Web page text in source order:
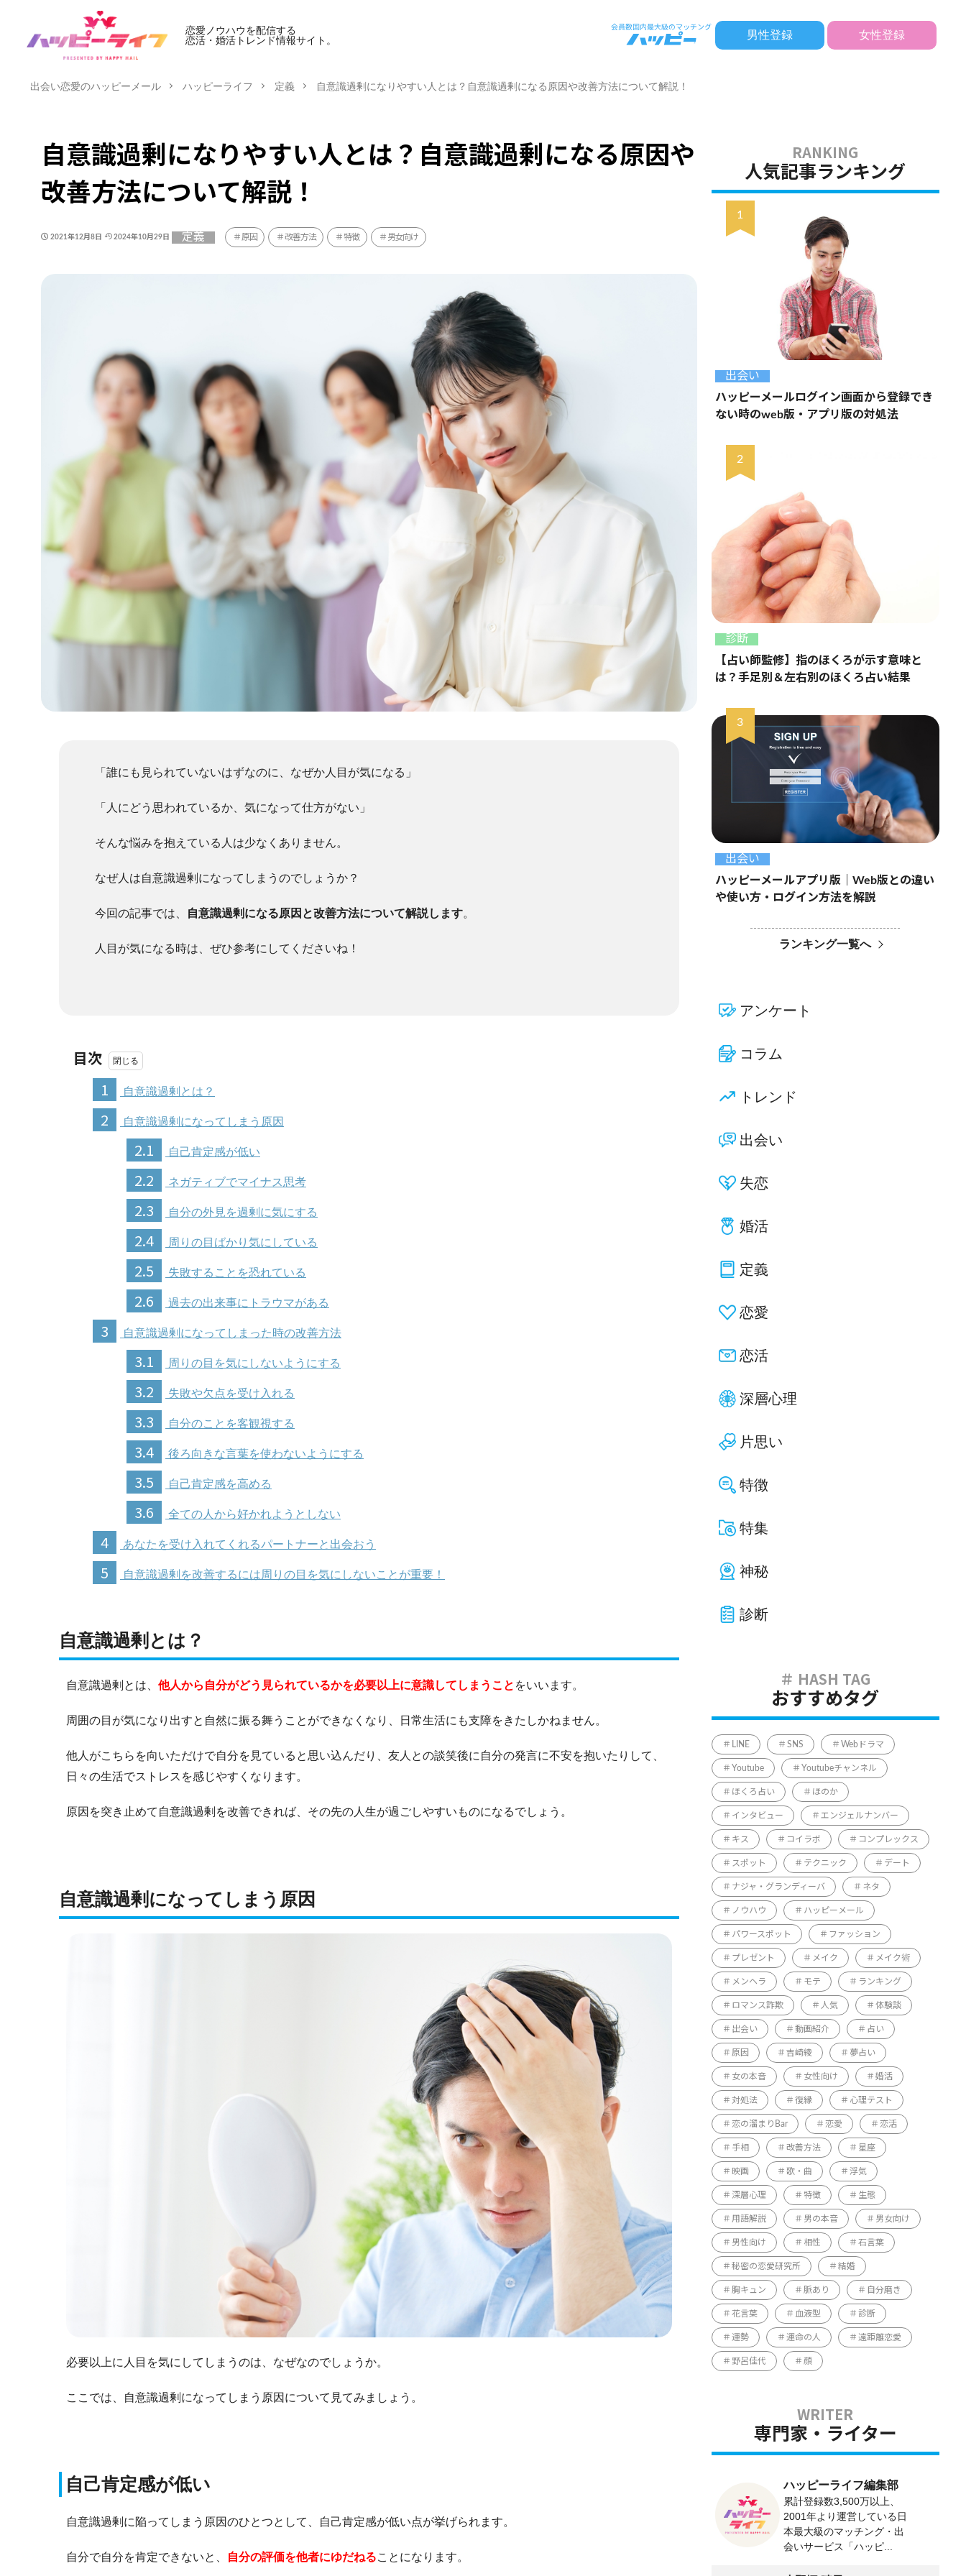
恋愛ノウハウを配信する
恋活・婚活トレンド情報サイト。
男性登録 女性登録
出会い恋愛のハッピーメール ハッピーライフ 定義 自意識過剰になりやすい人とは？自意識過剰になる原因や改善方法について解説！
自意識過剰になりやすい人とは？自意識過剰になる原因や
改善方法について解説！
2021年12月8日 2024年10月29日 定義 原因 改善方法 特徴 男女向け
「誰にも見られていないはずなのに、なぜか人目が気になる」
「人にどう思われているか、気になって仕方がない」
そんな悩みを抱えている人は少なくありません。
なぜ人は自意識過剰になってしまうのでしょうか？
今回の記事では、 自意識過剰になる原因と改善方法について解説します。
人目が気になる時は、ぜひ参考にしてくださいね！
目次
1
自意識過剰とは？
2 自意識過剰になってしまう原因
2.1 自己肯定感が低い
2.2 ネガティブでマイナス思考
2.3 自分の外見を過剰に気にする
2.4 周りの目ばかり気にしている
2.5 失敗することを恐れている
2.6 過去の出来事にトラウマがある
3 自意識過剰になってしまった時の改善方法
3.1 周りの目を気にしないようにする
3.2 失敗や欠点を受け入れる
3.3 自分のことを客観視する
3.4 後ろ向きな言葉を使わないようにする
3.5 自己肯定感を高める
3.6 全ての人から好かれようとしない
4 あなたを受け入れてくれるパートナーと出会おう
5 自意識過剰を改善するには周りの目を気にしないことが重要！
自意識過剰とは？
自意識過剰とは、 他人から自分がどう見られているかを必要以上に意識してしま う こと をいいます。
周囲の目が気になり出すと自然に振る舞うことができなくなり、日常生活にも支障をきたしかねません。
他人がこちらを向いただけで自分を見ていると思い込んだり、友人との談笑後に自分の発言に不安を抱いたりして、
日々の生活でストレスを感じやすくなります。
原因を突き止めて自意識過剰を改善できれば、その先の人生が過ごしやすいものになるでしょう。
自意識過剰になってしまう原因
必要以上に人目を気にしてしまうのは、なぜなのでしょうか。
ここでは、自意識過剰になってしまう原因について見てみましょう。
自己肯定感が低い
自意識過剰に陥ってしまう原因のひとつとして、自己肯定感が低い点が挙げられます。
自分で自分を肯定できないと、 自分の評価を他者にゆだねることになります。
人気記事ランキング
出会い
ハッピーメールログイン画面から登録でき
ない時のweb版・アプリ版の対処法
診断
【占い師監修】指のほくろが示す意味と
は？手足別＆左右別のほくろ占い結果
出会い
ハッピーメールアプリ版｜Web版との違い
や使い方・ログイン方法を解説
ランキング一覧へ
アンケート
コラム
トレンド
出会い
失恋
婚活
定義
恋愛
恋活
深層心理
片思い
特徴
特集
神秘
診断
おすすめタグ
LINE SNS Webドラマ
Youtube Youtubeチャンネル
ほくろ占い ほのか
インタビュー エンジェルナンバー
キス コイラボ コンプレックス
スポット テクニック デート
ナジャ・グランディーバ ネタ
ノウハウ ハッピーメール
パワースポット ファッション
プレゼント メイク メイク術
メンヘラ モテ ランキング
ロマンス詐欺 人気 体験談
出会い 動画紹介 占い
原因 吉崎綾 夢占い
女の本音 女性向け 婚活
対処法 復縁 心理テスト
恋の溜まりBar 恋愛 恋活
手相 改善方法 星座
映画 歌・曲 浮気
深層心理 特徴 生態
用語解説 男の本音 男女向け
男性向け 相性 石言葉
秘密の恋愛研究所 結婚
胸キュン 脈あり 自分磨き
花言葉 血液型 診断
運勢 運命の人 遠距離恋愛
野呂佳代 顔
専門家・ライター
ハッピーライフ編集部
累計登録数3,500万以上、
2001年より運営している日
本最大級のマッチング・出
会いサービス「ハッピ...